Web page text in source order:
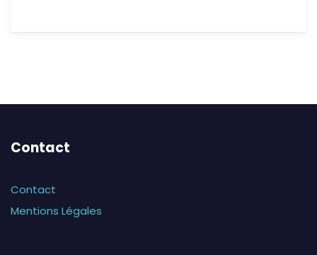
Contact
Contact
Mentions Légales